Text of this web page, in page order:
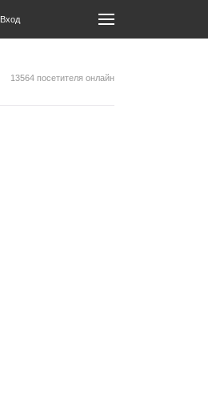
Вход
13564 посетителя онлайн